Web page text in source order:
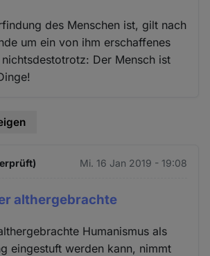
des Menschen ist, gilt nach
um ein von ihm erschaffenes
nichtsdestotrotz: Der Mensch ist
Mi. 16 Jan 2019 - 19:08
althergebrachte
Humanismus als
eingestuft werden kann, nimmt